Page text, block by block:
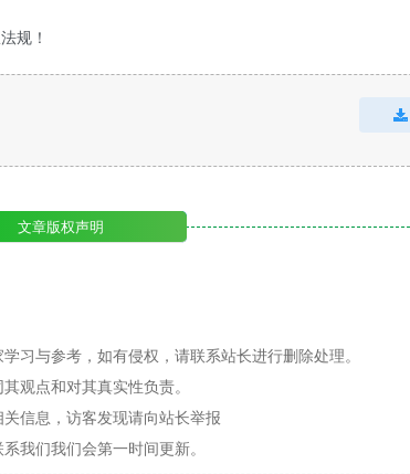
规！
文章版权声明
习与参考，如有侵权，请联系站长进行删除处理。
观点和对其真实性负责。
信息，访客发现请向站长举报
我们我们会第一时间更新。